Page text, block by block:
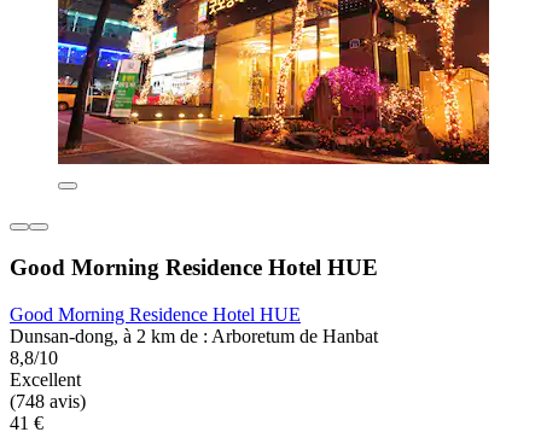
Good Morning Residence Hotel HUE
Good Morning Residence Hotel HUE
Dunsan-dong, à 2 km de : Arboretum de Hanbat
8,8/10
Excellent
(748 avis)
41 €